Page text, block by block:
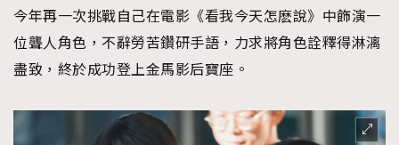
今年再一次挑戰自己在電影《看我今天怎麽說》中飾演一
位聾人角色，不辭勞苦鑽研手語，力求將角色詮釋得淋漓
盡致，終於成功登上金馬影后寶座。